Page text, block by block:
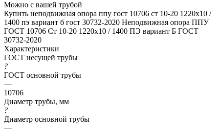
Можно с вашей трубой
Купить неподвижная опора ппу гост 10706 ст 10-20 1220x10 /
1400 пэ вариант б гост 30732-2020 Неподвижная опора ППУ
ГОСТ 10706 Ст 10-20 1220x10 / 1400 ПЭ вариант Б ГОСТ
30732-2020
Характеристики
ГОСТ несущей трубы
?
ГОСТ основной трубы
—
10706
Диаметр трубы, мм
?
Диаметр основной трубы
—